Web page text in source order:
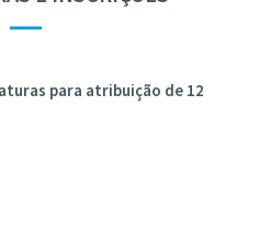
—
para atribuição de 12